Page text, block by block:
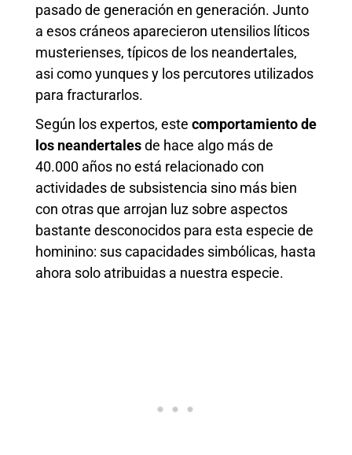
pasado de generación en generación. Junto
a esos cráneos aparecieron utensilios líticos
musterienses, típicos de los neandertales,
asi como yunques y los percutores utilizados
para fracturarlos.
Según los expertos, este comportamiento de
los neandertalesde hace algo más de
40.000 años no está relacionado con
actividades de subsistencia sino más bien
con otras que arrojan luz sobre aspectos
bastante desconocidos para esta especie de
hominino: sus capacidades simbólicas, hasta
ahora solo atribuidas a nuestra especie.